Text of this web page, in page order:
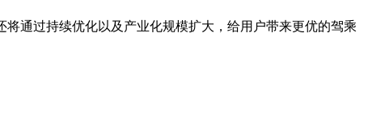
通过持续优化以及产业化规模扩大，给用户带来更优的驾乘